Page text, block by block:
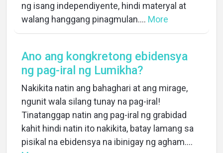
ng isang independiyente, hindi materyal at
walang hanggang pinagmulan.... More
Ano ang kongkretong ebidensya
ng pag-iral ng Lumikha?
Nakikita natin ang bahaghari at ang mirage,
ngunit wala silang tunay na pag-iral!
Tinatanggap natin ang pag-iral ng grabidad
kahit hindi natin ito nakikita, batay lamang sa
pisikal na ebidensya na ibinigay ng agham....